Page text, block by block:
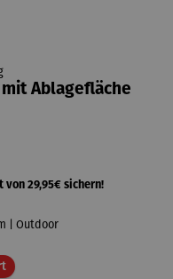
Ablagefläche
29,95€ sichern!
| Outdoor
Rabatt